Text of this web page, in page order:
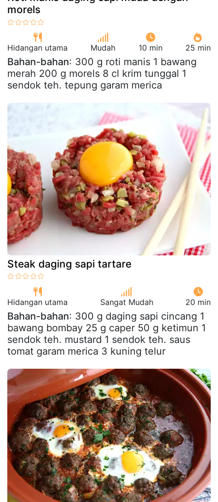
morels
Hidangan utama Mudah 10 min 25 min
Bahan-bahan: 300 g roti manis 1 bawang
merah 200 g morels 8 cl krim tunggal 1
sendok teh. tepung garam merica
Steak daging sapi tartare
Hidangan utama Sangat Mudah 20 min
Bahan-bahan: 300 g daging sapi cincang 1
bawang bombay 25 g caper 50 g ketimun 1
sendok teh. mustard 1 sendok teh. saus
tomat garam merica 3 kuning telur